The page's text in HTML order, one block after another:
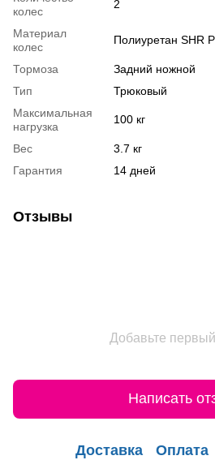
колес
2
Материал
колес
Полиуретан SHR
Тормоза
Задний ножной
Тип
Трюковый
Максимальная
нагрузка
100 кг
Вес
3.7 кг
Гарантия
14 дней
Отзывы
Добавьте
Написать
Доставка Оплата